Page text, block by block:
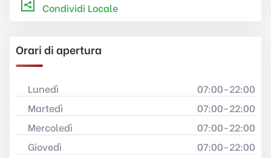
Condividi Locale
Orari di apertura
Lunedì
07:00-22:00
Martedì
07:00-22:00
Mercoledì
07:00-22:00
Giovedì
07:00-22:00